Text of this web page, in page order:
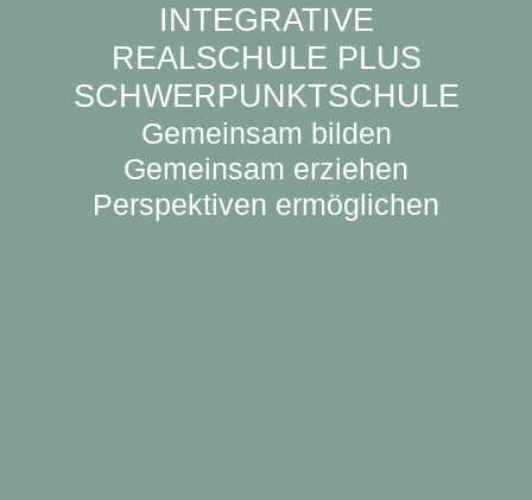
INTEGRATIVE
REALSCHULE PLUS
SCHWERPUNKTSCHULE
Gemeinsam bilden
Gemeinsam erziehen
Perspektiven ermöglichen